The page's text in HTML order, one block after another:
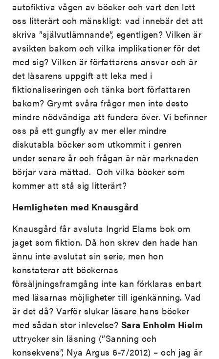
autofiktiva vågen av böcker och vart den lett
oss litterärt och mänskligt: vad innebär det att
skriva ”självutlämnande”, egentligen? Vilken är
avsikten bakom och vilka implikationer för det
med sig? Vilken är författarens ansvar och är
det läsarens uppgift att leka med i
fiktionaliseringen och tänka bort författaren
bakom? Grymt svåra frågor men inte desto
mindre nödvändiga att fundera över. Vi befinner
oss på ett gungfly av mer eller mindre
diskutabla böcker som utkommit i genren
under senare år och frågan är när marknaden
börjar vara mättad. Och vilka böcker som
kommer att stå sig litterärt?
Hemligheten med Knausgård
Knausgård får avsluta Ingrid Elams bok om
jaget som fiktion. Då hon skrev den hade han
ännu inte avslutat sin serie, men hon
konstaterar att böckernas
försäljningsframgång inte kan förklaras enbart
med läsarnas möjligheter till igenkänning. Vad
är det då? Varför slukar läsare hans böcker
med sådan stor inlevelse? Sara Enholm Hielm
uttrycker sin läsning (”Sanning och
konsekvens”, Nya Argus 6-7/2012) – och jag är